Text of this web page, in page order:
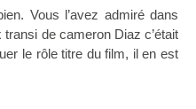
Vous l’avez admiré dans
de cameron Diaz c’était
le rôle titre du film, il en est